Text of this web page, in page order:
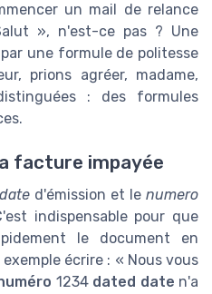
un mail de relance
», n'est-ce pas ? Une
une formule de politesse
prions agréer, madame,
: des formules
facture impayée
date d'émission et le numero
indispensable pour que
le document en
écrire : « Nous vous
1234 dated date n'a